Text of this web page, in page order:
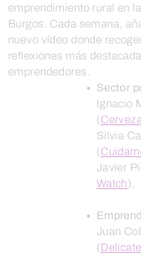
emprendimiento rural en
Burgos. Cada semana,
nuevo vídeo donde
reflexiones más
emprendedores.
Sector
Ignacio
(
Silvia
(
Javier
Watch).
Juan
(